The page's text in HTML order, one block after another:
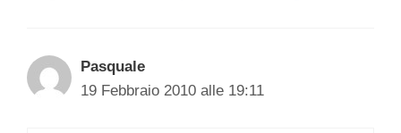
Pasquale
19 Febbraio 2010 alle 19:11